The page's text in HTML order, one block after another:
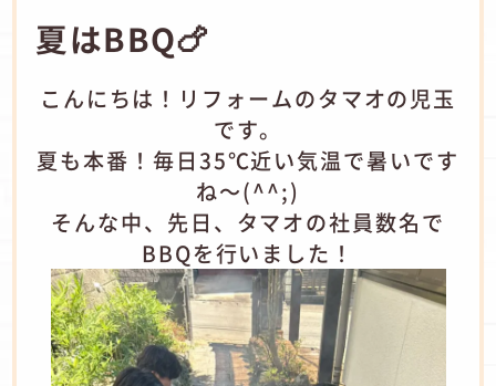
夏はBBQ🍗
こんにちは！リフォームのタマオの児玉
です。
夏も本番！毎日35℃近い気温で暑いです
ね～(^^;)
そんな中、先日、タマオの社員数名で
BBQを行いました！